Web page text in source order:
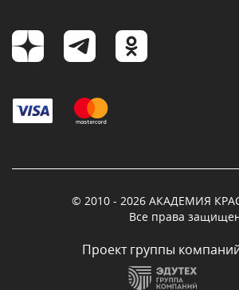
© 2010 - 2026 АКАДЕМИЯ
Все права
Проект группы